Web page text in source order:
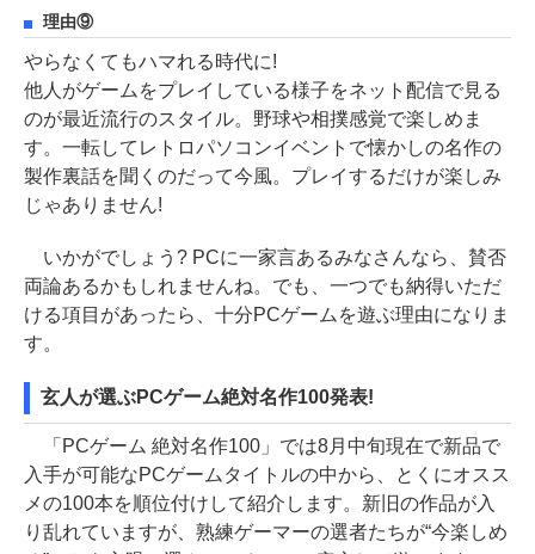
理由⑨
やらなくてもハマれる時代に!
他人がゲームをプレイしている様子をネット配信で見る
のが最近流行のスタイル。野球や相撲感覚で楽しめま
す。一転してレトロパソコンイベントで懐かしの名作の
製作裏話を聞くのだって今風。プレイするだけが楽しみ
じゃありません!
いかがでしょう? PCに一家言あるみなさんなら、賛否
両論あるかもしれませんね。でも、一つでも納得いただ
ける項目があったら、十分PCゲームを遊ぶ理由になりま
す。
玄人が選ぶPCゲーム絶対名作100発表!
「PCゲーム 絶対名作100」では8月中旬現在で新品で
入手が可能なPCゲームタイトルの中から、とくにオスス
メの100本を順位付けして紹介します。新旧の作品が入
り乱れていますが、熟練ゲーマーの選者たちが“今楽しめ